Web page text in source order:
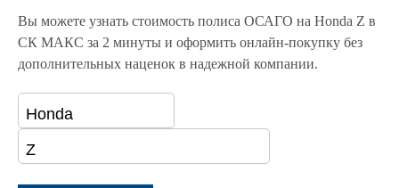
Вы можете узнать стоимость полиса ОСАГО на Honda Z в
СК МАКС за 2 минуты и оформить онлайн-покупку без
дополнительных наценок в надежной компании.